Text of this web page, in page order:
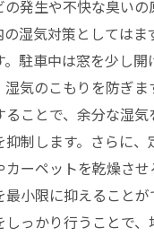
発生や不快な臭いの
湿気対策としてはま
駐車中は窓を少し開
気のこもりを防ぎま
ことで、余分な湿
制します。さらに、
カーペットを乾燥さ
小限に抑えることが
しっかり行うことで